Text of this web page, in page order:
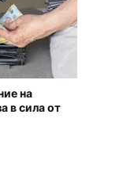
на
в сила от